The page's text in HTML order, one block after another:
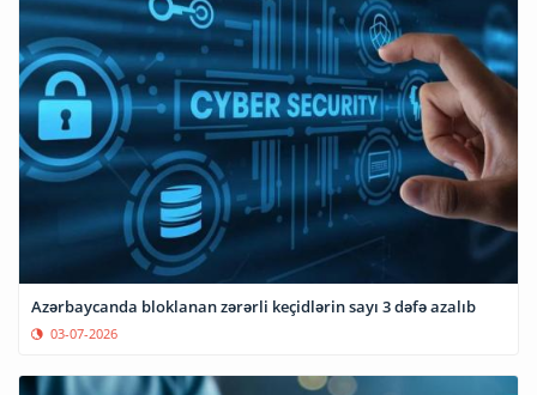
Azərbaycanda bloklanan zərərli keçidlərin sayı 3 dəfə azalıb
03-07-2026